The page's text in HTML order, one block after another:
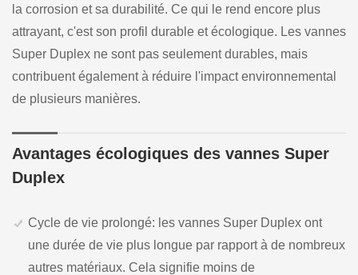
la corrosion et sa durabilité. Ce qui le rend encore plus
attrayant, c'est son profil durable et écologique. Les vannes
Super Duplex ne sont pas seulement durables, mais
contribuent également à réduire l'impact environnemental
de plusieurs manières.
Avantages écologiques des vannes Super
Duplex
Cycle de vie prolongé: les vannes Super Duplex ont
une durée de vie plus longue par rapport à de nombreux
autres matériaux. Cela signifie moins de